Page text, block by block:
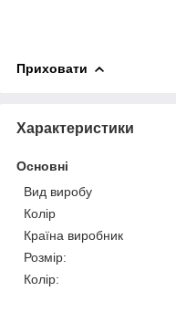
Приховати
Характеристики
Основні
Вид виробу
Колір
Країна виробник
Розмір:
Колір: